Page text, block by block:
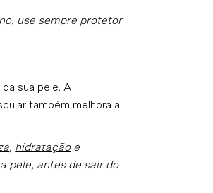
use sempre protetor
sua pele. A
também melhora a
, hidrataçãoe
pele, antes de sair do